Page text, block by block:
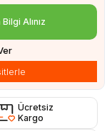
Alınız
Ücretsiz
Kargo